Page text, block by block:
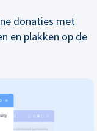
donaties met
en plakken op de